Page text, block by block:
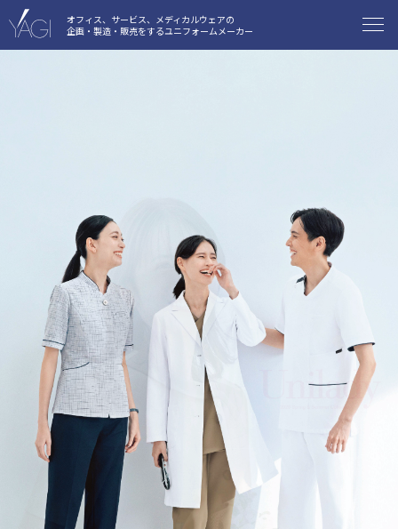
オフィス、サービス、メディカルウェアの
企画・製造・販売をするユニフォームメーカー